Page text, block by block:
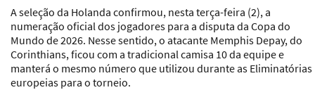
Aseleção da Holanda confirmou, nesta terça-feira (2), a
numeração oficial dos jogadores para a disputa da Copa do
Mundo de 2026. Nesse sentido, o atacante Memphis Depay, do
Corinthians, ficou com a tradicional camisa 10 da equipe e
manterá o mesmo número que utilizou durante as Eliminatórias
europeias para o torneio.